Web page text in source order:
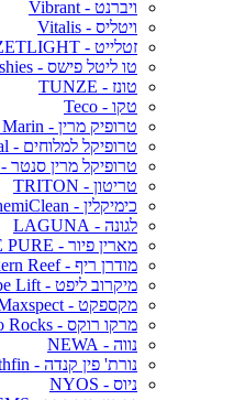
ויברנט - Vibrant
ויטליס - Vitalis
זטלייט - ZETLIGHT
טו ליטל פישס - Two Little Fishies
טונז - TUNZE
טקו - Teco
טרופיק מרין - Tropic Marin
טרופיקל למלוחים - Tropical
טרופיקל מרין סנטר - TMC
טריטון - TRITON
כימיקלין - ChemiClean
לגונה - LAGUNA
מארין פיור - MARINE PURE
מודרן ריף - Modern Reef
מיקרוב ליפט - Microbe Lift
מקספקט - Maxspect
מרקו רוקס - Marco Rocks
נווה - NEWA
נורת' פין קנדה - Northfin
ניוס - NYOS